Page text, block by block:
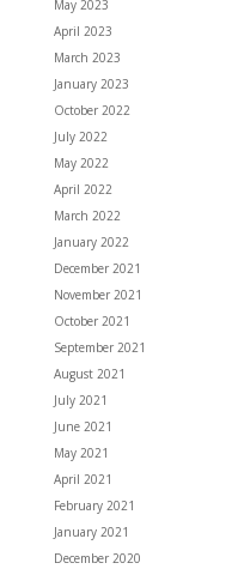
May 2023
April 2023
March 2023
January 2023
October 2022
July 2022
May 2022
April 2022
March 2022
January 2022
December 2021
November 2021
October 2021
September 2021
August 2021
July 2021
June 2021
May 2021
April 2021
February 2021
January 2021
December 2020